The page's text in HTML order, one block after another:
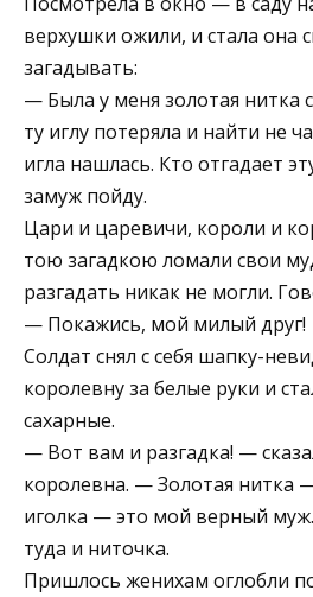
верхушки ожили, и стала она
загадывать:
— Была у меня золотая нитка
ту иглу потеряла и найти не
игла нашлась. Кто отгадает
замуж пойду.
Цари и царевичи, короли и
тою загадкою ломали свои
разгадать никак не могли.
— Покажись, мой милый друг!
Солдат снял с себя шапку-
королевну за белые руки и
сахарные.
— Вот вам и разгадка! —
королевна. — Золотая нитка
иголка — это мой верный
туда и ниточка.
Пришлось женихам оглобли